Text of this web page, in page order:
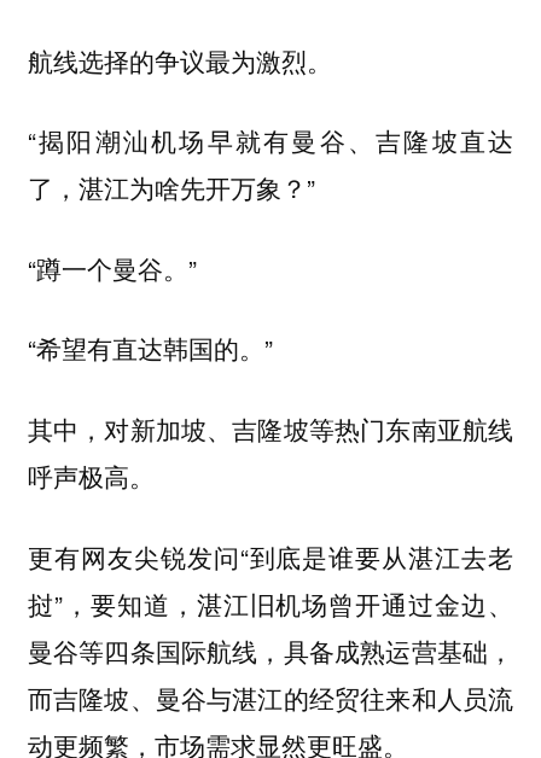
航线选择的争议最为激烈。
“揭阳潮汕机场早就有曼谷、吉隆坡直达
了，湛江为啥先开万象？”
“蹲一个曼谷。”
“希望有直达韩国的。”
其中，对新加坡、吉隆坡等热门东南亚航线
呼声极高。
更有网友尖锐发问“到底是谁要从湛江去老
挝”，要知道，湛江旧机场曾开通过金边、
曼谷等四条国际航线，具备成熟运营基础，
而吉隆坡、曼谷与湛江的经贸往来和人员流
动更频繁，市场需求显然更旺盛。